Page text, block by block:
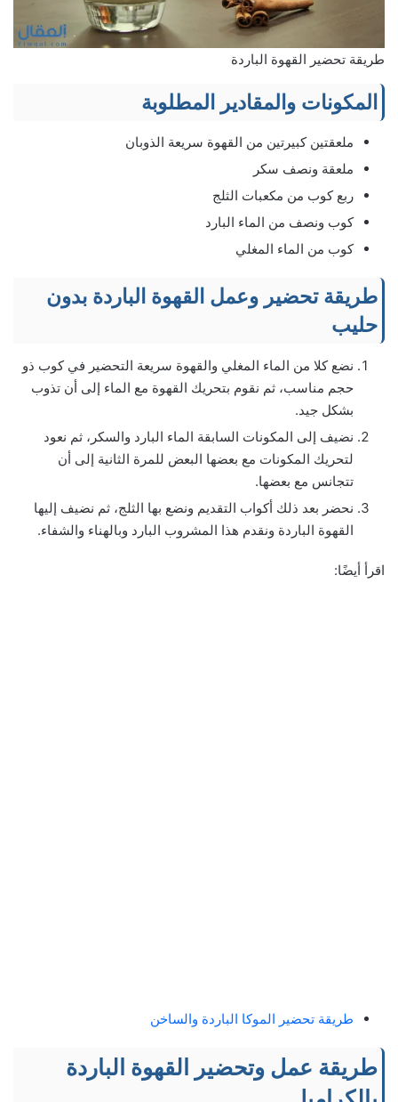
طريقة تحضير القهوة الباردة
المكونات والمقادير المطلوبة
ملعقتين كبيرتين من القهوة سريعة الذوبان
ملعقة ونصف سكر
ربع كوب من مكعبات الثلج
كوب ونصف من الماء البارد
كوب من الماء المغلي
طريقة تحضير وعمل القهوة الباردة بدون
حليب
نضع كلا من الماء المغلي والقهوة سريعة التحضير في كوب ذو
حجم مناسب، ثم نقوم بتحريك القهوة مع الماء إلى أن تذوب
بشكل جيد.
نضيف إلى المكونات السابقة الماء البارد والسكر، ثم نعود
لتحريك المكونات مع بعضها البعض للمرة الثانية إلى أن
تتجانس مع بعضها.
نحضر بعد ذلك أكواب التقديم ونضع بها الثلج، ثم نضيف إليها
القهوة الباردة ونقدم هذا المشروب البارد وبالهناء والشفاء.
اقرأ أيضًا:
طريقة تحضير الموكا الباردة والساخن
طريقة عمل وتحضير القهوة الباردة